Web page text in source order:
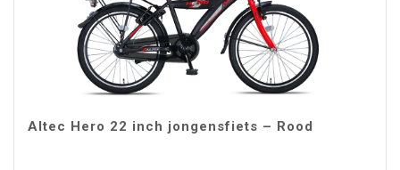
Altec Hero 22 inch jongensfiets – Rood